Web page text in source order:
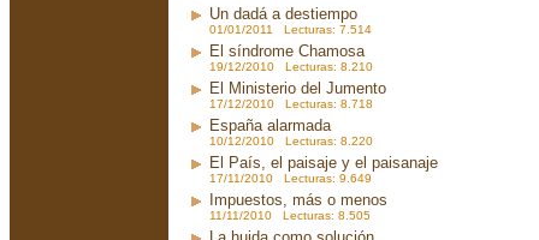
Un dadá a destiempo
01/01/2011 Lecturas: 7.514
El síndrome Chamosa
19/12/2010 Lecturas: 8.210
El Ministerio del Jumento
17/12/2010 Lecturas: 8.718
España alarmada
10/12/2010 Lecturas: 8.220
El País, el paisaje y el paisanaje
17/11/2010 Lecturas: 9.649
Impuestos, más o menos
11/11/2010 Lecturas: 8.505